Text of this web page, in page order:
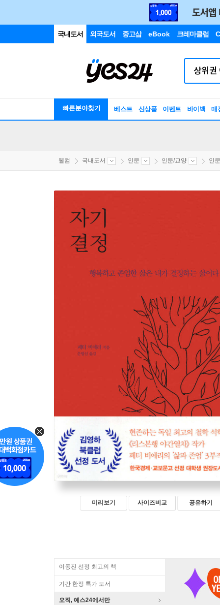
국내도서 외국도서 중고샵 eBook 크레마클럽
빠른분야찾기 베스트 신상품 이벤트 바이백 매
웰컴 국내도서 인문 인문/교양 인
미리보기 사이즈비교 공유하기
이동진 선정 최고의 책
기간 한정 특가 도서
오직, 예스24에서만